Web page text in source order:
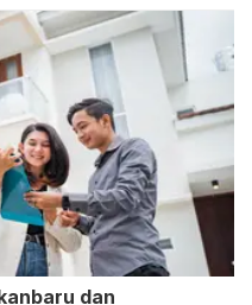
dan